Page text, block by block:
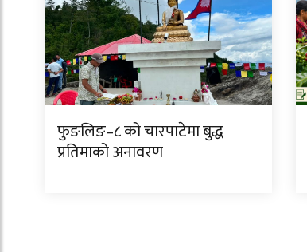
फुङलिङ–८ को चारपाटेमा बुद्ध
प्रतिमाको अनावरण